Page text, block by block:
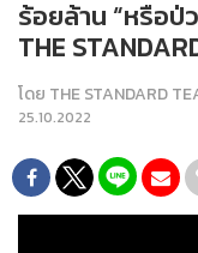
ร้อยล้าน “หรือป่
THE
โดย THE STANDARD
25.10.2022